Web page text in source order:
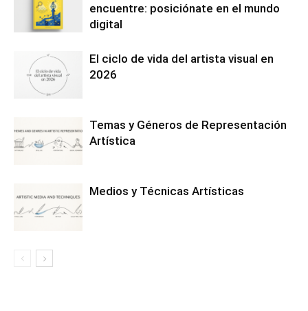
encuentre: posiciónate en el mundo
digital
El ciclo de vida del artista visual en
2026
Temas y Géneros de Representación
Artística
Medios y Técnicas Artísticas